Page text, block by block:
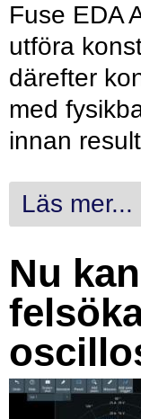
Fuse EDA
utföra
därefter
med
innan
Läs mer...
Nu